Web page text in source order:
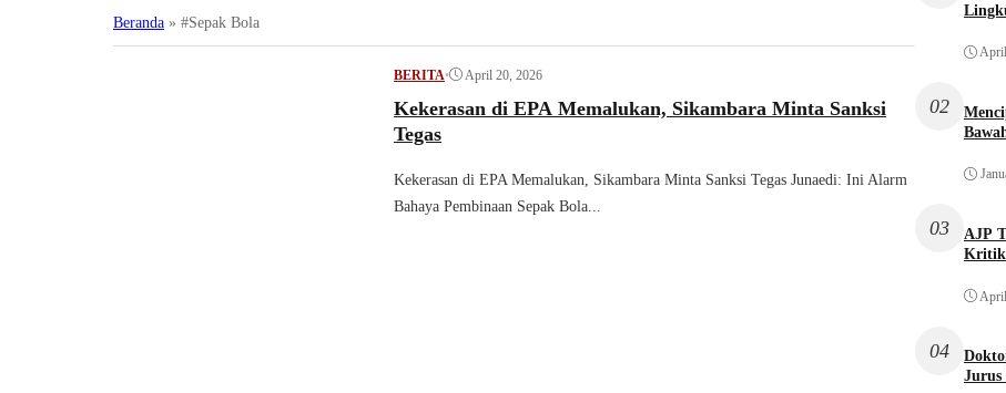
Beranda » #Sepak Bola
BERITA• April 20, 2026
Kekerasan di EPA Memalukan, Sikambara Minta Sanksi
Tegas
Kekerasan di EPA Memalukan, Sikambara Minta Sanksi Tegas Junaedi: Ini Alarm
Bahaya Pembinaan Sepak Bola...
02
03
AJP
Kritik
04
Jurus